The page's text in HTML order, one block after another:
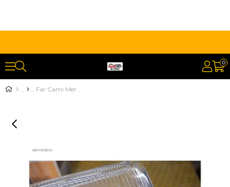
0
Far Camı Mercedes 303 Sağ